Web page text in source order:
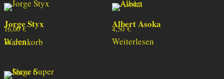
Jorge Styx
16,00€
In den Warenkorb
Albert Asoka
4,50€
Weiterlesen